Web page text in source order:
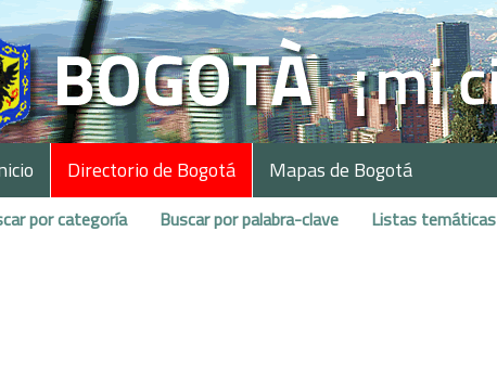
Directorio de Bogotá Mapas de Bogotá
por categoría Buscar por palabra-clave Listas temáticas